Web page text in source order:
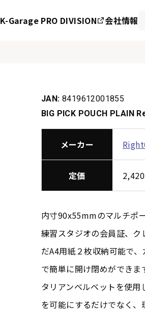
K-Garage PRO DIVISION 会社情報
JAN: 8419612001855
BIG PICK POUCH PLAIN
メーカー
定価 2,420
内寸90x55mmのマルチポ
練習スタジオの会員証、
だA4用紙２枚収納可能で
で簡単に開け閉めができ
タリアンベルベットを使
を可能にするだけでなく